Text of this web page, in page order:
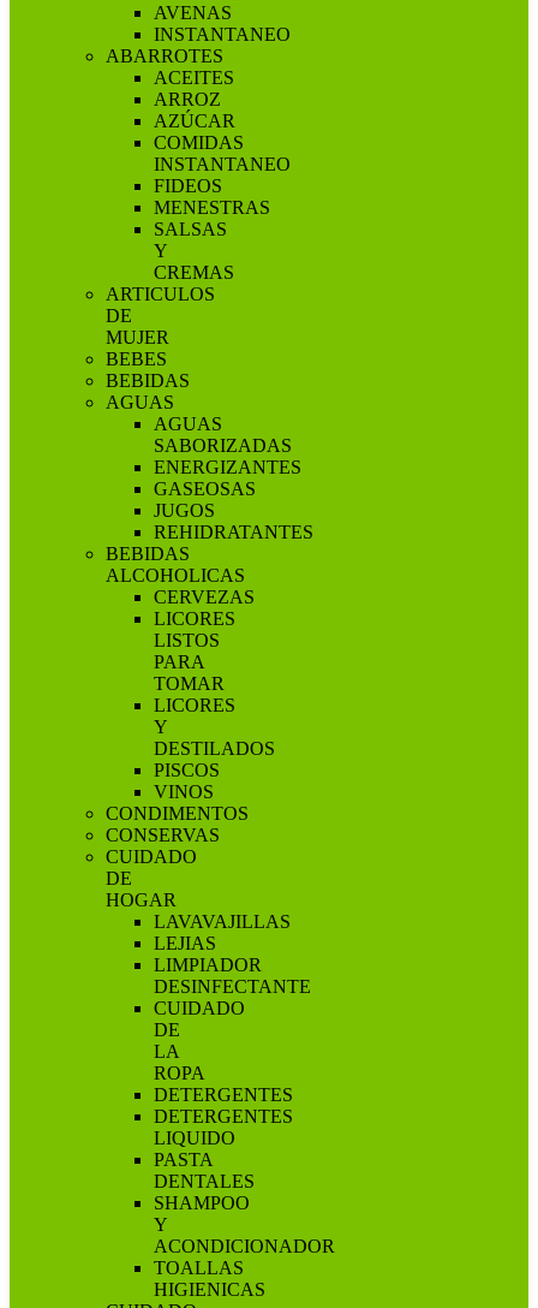
AVENAS
INSTANTANEO
ABARROTES
ACEITES
ARROZ
AZÚCAR
COMIDAS
INSTANTANEO
FIDEOS
MENESTRAS
SALSAS
Y
CREMAS
ARTICULOS
DE
MUJER
BEBES
BEBIDAS
AGUAS
AGUAS
SABORIZADAS
ENERGIZANTES
GASEOSAS
JUGOS
REHIDRATANTES
BEBIDAS
ALCOHOLICAS
CERVEZAS
LICORES
LISTOS
PARA
TOMAR
LICORES
Y
DESTILADOS
PISCOS
VINOS
CONDIMENTOS
CONSERVAS
CUIDADO
DE
HOGAR
LAVAVAJILLAS
LEJIAS
LIMPIADOR
DESINFECTANTE
CUIDADO
DE
LA
ROPA
DETERGENTES
DETERGENTES
LIQUIDO
PASTA
DENTALES
SHAMPOO
Y
ACONDICIONADOR
TOALLAS
HIGIENICAS